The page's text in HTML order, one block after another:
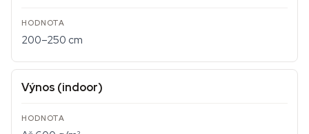
200–250 cm
Výnos (indoor)